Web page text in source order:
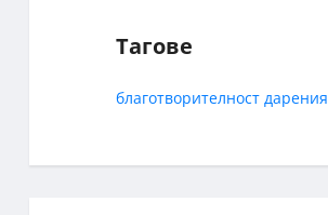
Тагове
благотворителност дарения